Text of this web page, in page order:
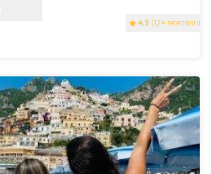
4.3 (124 recensioni)